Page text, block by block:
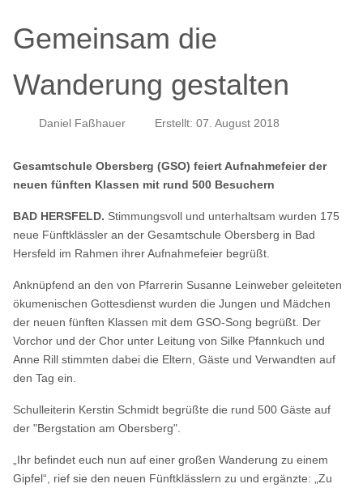
Gemeinsam die
Wanderung gestalten
Daniel Faßhauer Erstellt: 07. August 2018
Gesamtschule Obersberg (GSO) feiert Aufnahmefeier der
neuen fünften Klassen mit rund 500 Besuchern
BAD HERSFELD. Stimmungsvoll und unterhaltsam wurden 175
neue Fünftklässler an der Gesamtschule Obersberg in Bad
Hersfeld im Rahmen ihrer Aufnahmefeier begrüßt.
Anknüpfend an den von Pfarrerin Susanne Leinweber geleiteten
ökumenischen Gottesdienst wurden die Jungen und Mädchen
der neuen fünften Klassen mit dem GSO-Song begrüßt. Der
Vorchor und der Chor unter Leitung von Silke Pfannkuch und
Anne Rill stimmten dabei die Eltern, Gäste und Verwandten auf
den Tag ein.
Schulleiterin Kerstin Schmidt begrüßte die rund 500 Gäste auf
der "Bergstation am Obersberg".
„Ihr befindet euch nun auf einer großen Wanderung zu einem
Gipfel“, rief sie den neuen Fünftklässlern zu und ergänzte: „Zu